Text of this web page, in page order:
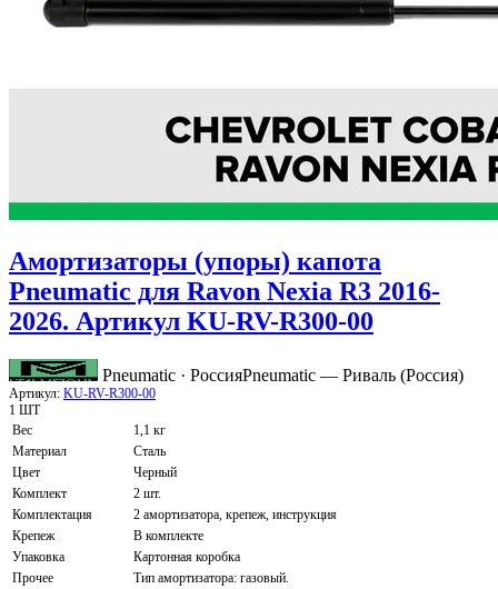
Амортизаторы (упоры) капота
Pneumatic для Ravon Nexia R3 2016-
2026. Артикул KU-RV-R300-00
Pneumatic · РоссияPneumatic — Риваль (Россия)
Артикул: KU-RV-R300-00
1 ШТ
Вес
1,1 кг
Материал
Сталь
Цвет
Черный
Комплект
2 шт.
Комплектация
2 амортизатора, крепеж, инструкция
Крепеж
В комплекте
Упаковка
Картонная коробка
Прочее
Тип амортизатора: газовый.